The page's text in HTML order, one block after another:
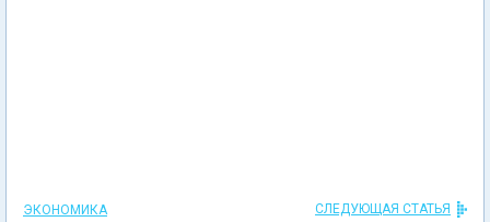
ЭКОНОМИКА СЛЕДУЮЩАЯ СТАТЬЯ